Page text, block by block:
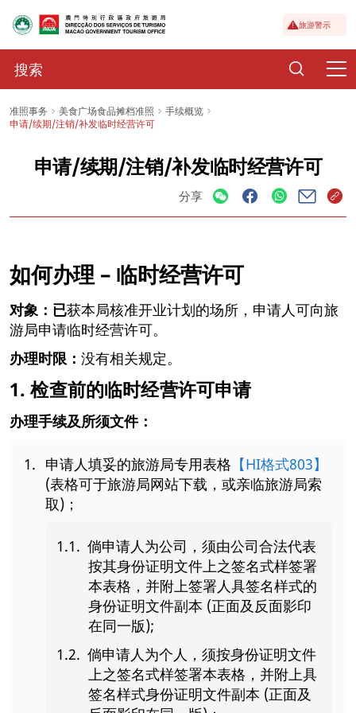
旅游警示
准照事务 美食广场食品摊档准照
手续概览
申请/续期/注销/补发临时经营许可
申请/续期/注销/补发临时经营许可
分享
如何办理 – 临时经营许可
对象：已获本局核准开业计划的场所，申请人可向旅
游局申请临时经营许可。
办理时限： 没有相关规定。
1. 检查前的临时经营许可申请
办理手续及所须文件：
申请人填妥的旅游局专用表格 【HI格式803】
(表格可于旅游局网站下载，或亲临旅游局索
取)；
倘申请人为公司，须由公司合法代表
按其身份证明文件上之签名式样签署
本表格，并附上签署人具签名样式的
身份证明文件副本 (正面及反面影印
在同一版);
倘申请人为个人，须按身份证明文件
上之签名式样签署本表格，并附上具
签名样式身份证明文件副本 (正面及